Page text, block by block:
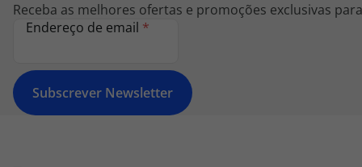
Receba as melhores ofertas e promoções exclusivas
Endereço de email *
Subscrever Newsletter